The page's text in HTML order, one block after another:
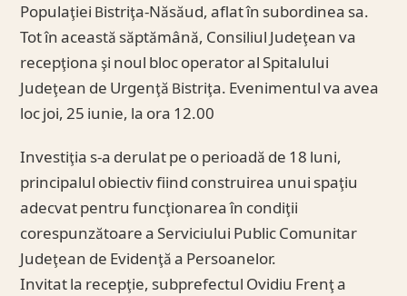
Populaţiei Bistriţa-Năsăud, aflat în subordinea sa.
Tot în această săptămână, Consiliul Judeţean va
recepţiona şi noul bloc operator al Spitalului
Judeţean de Urgenţă Bistriţa. Evenimentul va avea
loc joi, 25 iunie, la ora 12.00
Investiţia s-a derulat pe o perioadă de 18 luni,
principalul obiectiv fiind construirea unui spaţiu
adecvat pentru funcţionarea în condiţii
corespunzătoare a Serviciului Public Comunitar
Judeţean de Evidenţă a Persoanelor.
Invitat la recepţie, subprefectul Ovidiu Frenţ a